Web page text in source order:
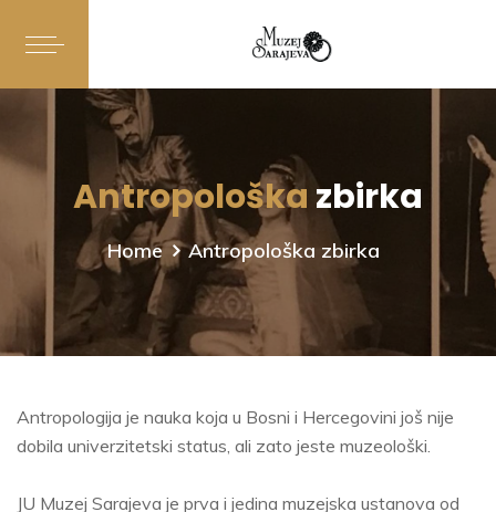
Antropološka zbirka
Home Antropološka zbirka
Antropologija je nauka koja u Bosni i Hercegovini još nije
dobila univerzitetski status, ali zato jeste muzeološki.
JU Muzej Sarajeva je prva i jedina muzejska ustanova od